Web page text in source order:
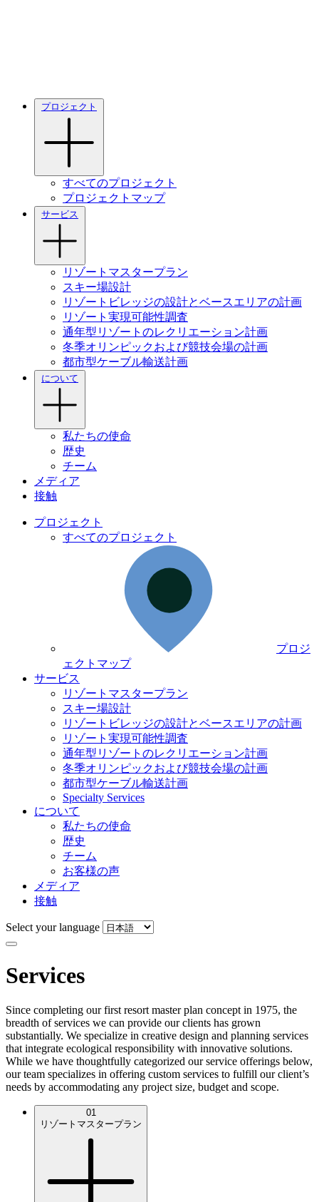
プロジェクト
すべてのプロジェクト
プロジェクトマップ
サービス
リゾートマスタープラン
スキー場設計
リゾートビレッジの設計とベースエリアの計画
リゾート実現可能性調査
通年型リゾートのレクリエーション計画
冬季オリンピックおよび競技会場の計画
都市型ケーブル輸送計画
について
私たちの使命
歴史
チーム
メディア
接触
プロジェクト
すべてのプロジェクト
プロジ
ェクトマップ
サービス
リゾートマスタープラン
スキー場設計
リゾートビレッジの設計とベースエリアの計画
リゾート実現可能性調査
通年型リゾートのレクリエーション計画
冬季オリンピックおよび競技会場の計画
都市型ケーブル輸送計画
Specialty Services
について
私たちの使命
歴史
チーム
お客様の声
メディア
接触
Select your language
Services
Since completing our first resort master plan concept in 1975, the
breadth of services we can provide our clients has grown
substantially. We specialize in creative design and planning services
that integrate ecological responsibility with innovative solutions.
While we have thoughtfully categorized our service offerings below,
our team specializes in offering custom services to fulfill our client’s
needs by accommodating any project size, budget and scope.
01
リゾートマスタープラン